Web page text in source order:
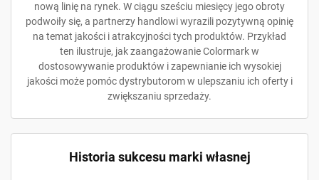
nową linię na rynek. W ciągu sześciu miesięcy jego obroty
podwoiły się, a partnerzy handlowi wyrazili pozytywną opinię
na temat jakości i atrakcyjności tych produktów. Przykład
ten ilustruje, jak zaangażowanie Colormark w
dostosowywanie produktów i zapewnianie ich wysokiej
jakości może pomóc dystrybutorom w ulepszaniu ich oferty i
zwiększaniu sprzedaży.
Historia sukcesu marki własnej